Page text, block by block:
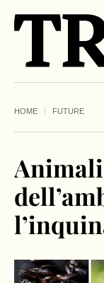
HOME FUTURE